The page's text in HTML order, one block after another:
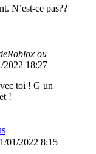
N’est-ce pas??
ou
2022 18:27
toi ! G un
!
01/2022 8:15